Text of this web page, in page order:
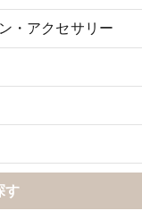
・アクセサリー
す